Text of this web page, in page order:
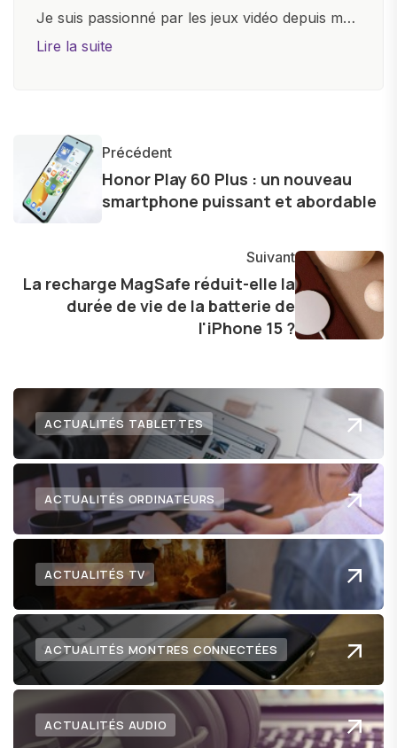
Je suis passionné par les jeux vidéo depuis mon
plus jeune âge. Mon amour pour l'univers
et bien d'autres gadgets technologiques. Armé
d'une curiosité insatiable, j'aime dévoiler les
dernières tendances et innovations, partageant
avec enthousiasme mes découvertes avec la
l'exploration constante des frontières de la
technologie me permet de présenter aux
lecteurs un aperçu captivant de ce que le futur
Lire la suite
Précédent
Honor Play 60 Plus : un nouveau
smartphone puissant et abordable
Suivant
La recharge MagSafe réduit-elle la
durée de vie de la batterie de
l'iPhone 15 ?
ACTUALITÉS TABLETTES
ACTUALITÉS ORDINATEURS
ACTUALITÉS TV
ACTUALITÉS MONTRES CONNECTÉES
ACTUALITÉS AUDIO